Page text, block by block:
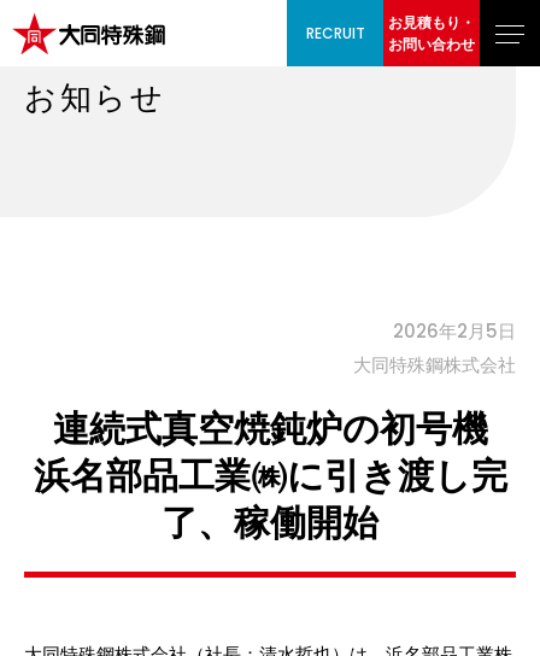
RECRUIT
お見積もり・
お問い合わせ
お知らせ
2026年2月5日
⼤同特殊鋼株式会社
連続式真空焼鈍炉の初号機
浜名部品工業㈱に引き渡し完
了、稼働開始